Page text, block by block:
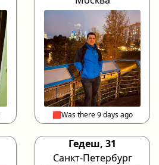
🟥Was there 9 days ago
Гедеш, 31
Санкт-Петербург